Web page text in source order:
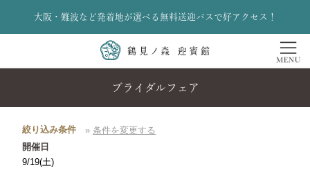
大阪・難波など発着地が選べる無料送迎バスで好アクセス！
ブライダルフェア
絞り込み条件 » 条件を変更する
開催日
9/19(土)